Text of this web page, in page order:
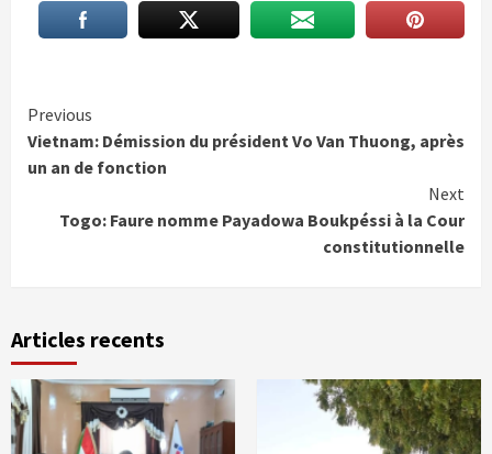
Continue
Reading
Previous
Vietnam: Démission du président Vo Van Thuong, après
un an de fonction
Next
Togo: Faure nomme Payadowa Boukpéssi à la Cour
constitutionnelle
Articles recents